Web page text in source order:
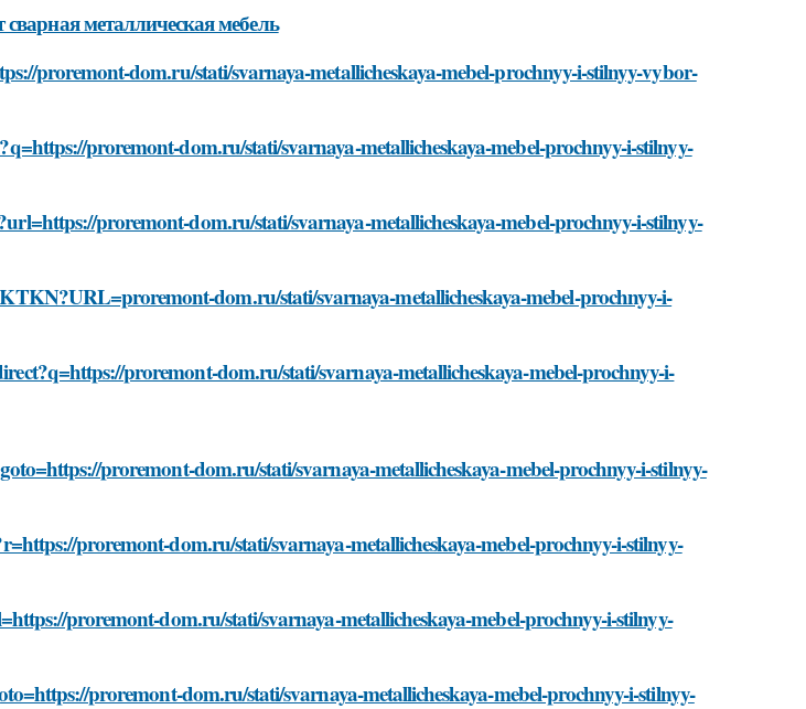
металлическая мебель
proremont-dom.ru/stati/svarnaya-metallicheskaya-mebel-prochnyy-i-stilnyy-vybor-
proremont-dom.ru/stati/svarnaya-metallicheskaya-mebel-prochnyy-i-stilnyy-
proremont-dom.ru/stati/svarnaya-metallicheskaya-mebel-prochnyy-i-stilnyy-
dom.ru/stati/svarnaya-metallicheskaya-mebel-prochnyy-i-
proremont-dom.ru/stati/svarnaya-metallicheskaya-mebel-prochnyy-i-
proremont-dom.ru/stati/svarnaya-metallicheskaya-mebel-prochnyy-i-stilnyy-
proremont-dom.ru/stati/svarnaya-metallicheskaya-mebel-prochnyy-i-stilnyy-
proremont-dom.ru/stati/svarnaya-metallicheskaya-mebel-prochnyy-i-stilnyy-
proremont-dom.ru/stati/svarnaya-metallicheskaya-mebel-prochnyy-i-stilnyy-